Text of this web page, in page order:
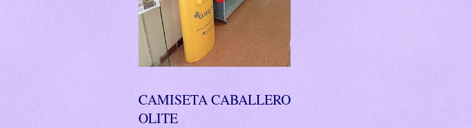
CAMISETA CABALLERO
OLITE